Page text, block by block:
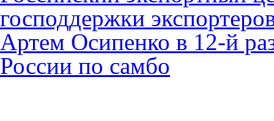
господдержки
Артем Осипенко в 12-й
России по самбо